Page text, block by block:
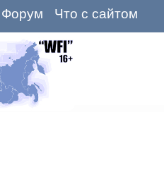
Форум Что с сайтом